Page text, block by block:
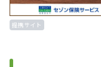
提携サイト